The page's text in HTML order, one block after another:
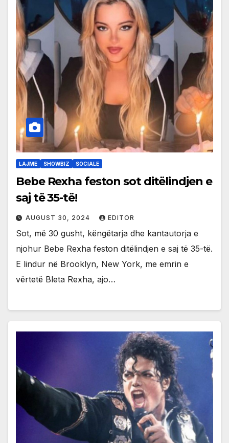
LAJME SHOWBIZ SOCIALE
Bebe Rexha feston sot ditëlindjen e
saj të 35-të!
AUGUST 30, 2024 EDITOR
Sot, më 30 gusht, këngëtarja dhe kantautorja e
njohur Bebe Rexha feston ditëlindjen e saj të 35-të.
E lindur në Brooklyn, New York, me emrin e
vërtetë Bleta Rexha, ajo…